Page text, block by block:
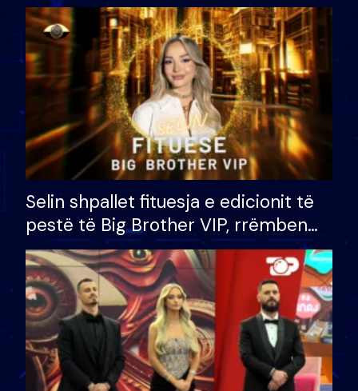
Selin shpallet fituesja e edicionit të
pestë të Big Brother VIP, rrëmben
çmimin e madh prej 100 mijë eurosh